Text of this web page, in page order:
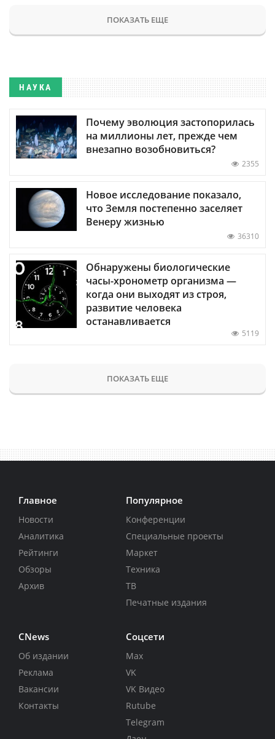
ПОКАЗАТЬ ЕЩЕ
НАУКА
Почему эволюция застопорилась
на миллионы лет, прежде чем
внезапно возобновиться?
2355
Новое исследование показало,
что Земля постепенно заселяет
Венеру жизнью
36310
Обнаружены биологические
часы-хронометр организма —
когда они выходят из строя,
развитие человека
останавливается
5119
ПОКАЗАТЬ ЕЩЕ
Главное
Новости
Аналитика
Рейтинги
Обзоры
Архив
Популярное
Конференции
Специальные проекты
Маркет
Техника
ТВ
Печатные издания
CNews
Об издании
Реклама
Вакансии
Контакты
Соцсети
Max
VK
VK Видео
Rutube
Telegram